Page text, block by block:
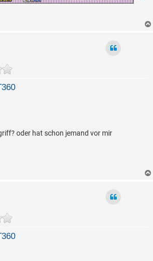
oder hat schon jemand vor mir